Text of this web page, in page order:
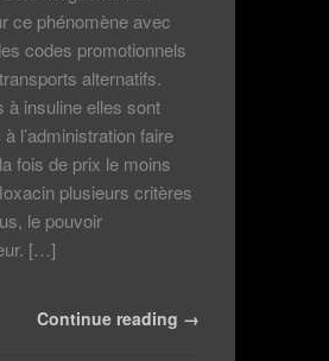
ce phénomène avec
codes promotionnels
alternatifs.
à insuline elles sont
l’administration faire
fois de prix le moins
plusieurs critères
le pouvoir
[…]
Continue reading →